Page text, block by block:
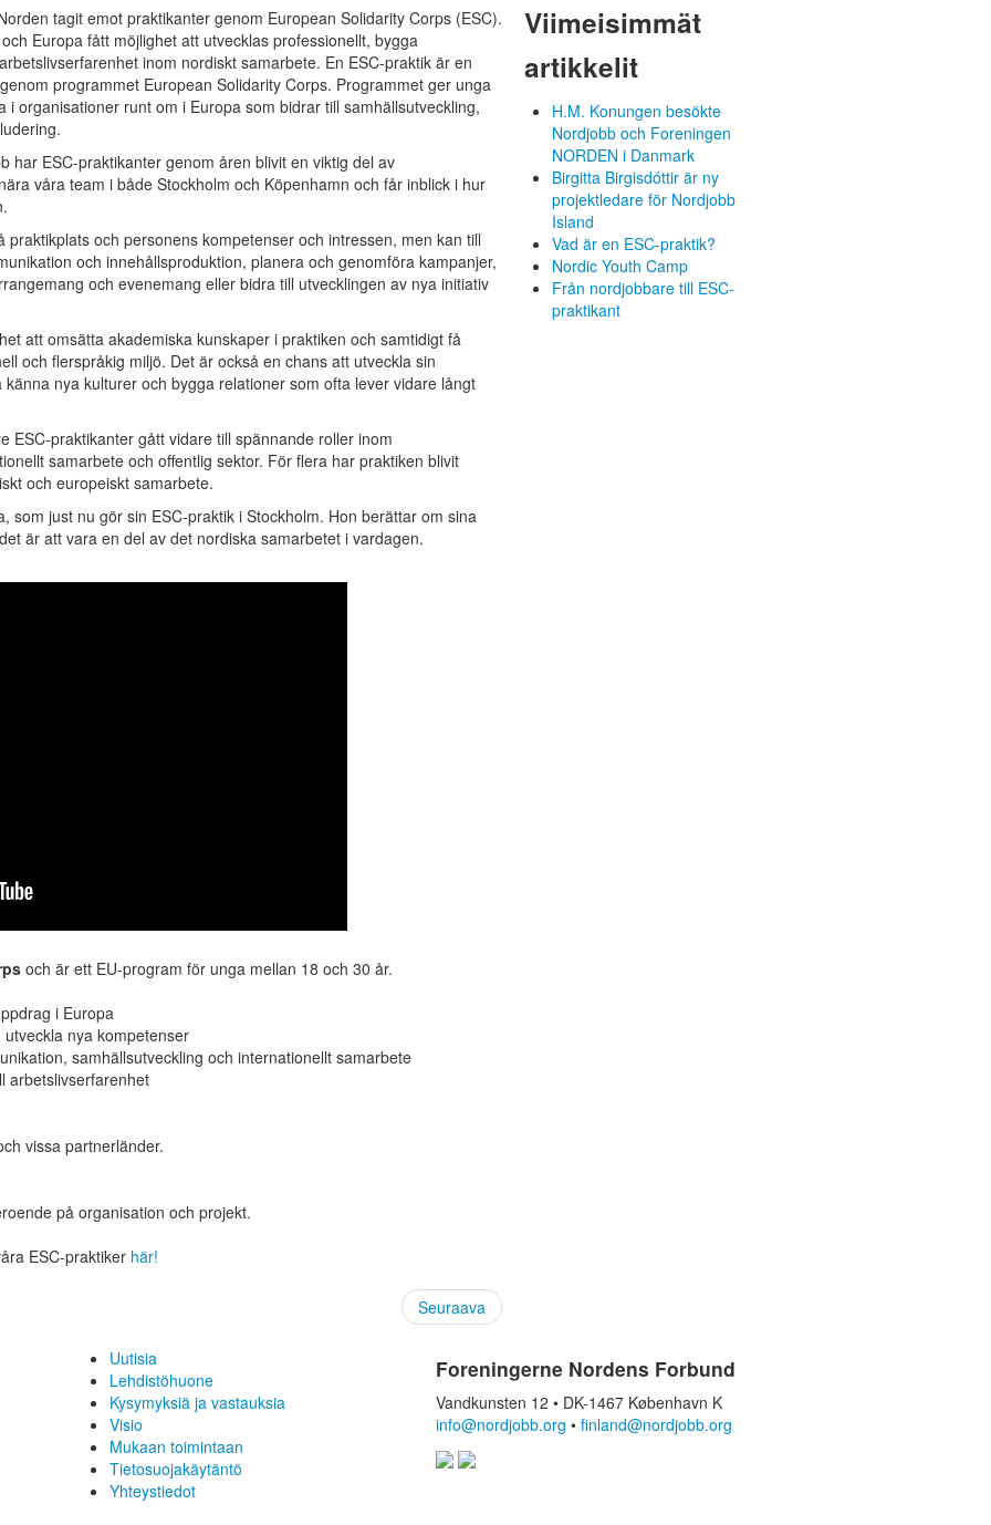
tagit emot praktikanter genom European Solidarity Corps (ESC).
Europa fått möjlighet att utvecklas professionellt, bygga
inom nordiskt samarbete. En ESC-praktik är en
programmet European Solidarity Corps. Programmet ger unga
organisationer runt om i Europa som bidrar till samhällsutveckling,
har ESC-praktikanter genom åren blivit en viktig del av
våra team i både Stockholm och Köpenhamn och får inblick i hur
och personens kompetenser och intressen, men kan till
och innehållsproduktion, planera och genomföra kampanjer,
och evenemang eller bidra till utvecklingen av nya initiativ
att omsätta akademiska kunskaper i praktiken och samtidigt få
och flerspråkig miljö. Det är också en chans att utveckla sin
nya kulturer och bygga relationer som ofta lever vidare långt
ESC-praktikanter gått vidare till spännande roller inom
samarbete och offentlig sektor. För flera har praktiken blivit
och europeiskt samarbete.
som just nu gör sin ESC-praktik i Stockholm. Hon berättar om sina
är att vara en del av det nordiska samarbetet i vardagen.
och är ett EU-program för unga mellan 18 och 30 år.
i Europa
nya kompetenser
samhällsutveckling och internationellt samarbete
arbetslivserfarenhet
vissa partnerländer.
på organisation och projekt.
ESC-praktiker här!
Seuraava
Viimeisimmät
artikkelit
H.M. Konungen besökte
Nordjobb och Foreningen
NORDEN i Danmark
Birgitta Birgisdóttir är ny
projektledare för Nordjobb
Island
Vad är en ESC-praktik?
Nordic Youth Camp
Från nordjobbare till ESC-
praktikant
Uutisia
Lehdistöhuone
Kysymyksiä ja vastauksia
Visio
Mukaan toimintaan
Tietosuojakäytäntö
Yhteystiedot
Foreningerne Nordens Forbund
Vandkunsten 12 • DK-1467 København K
info@nordjobb.org • finland@nordjobb.org